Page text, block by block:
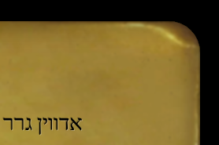
אדווין גרר